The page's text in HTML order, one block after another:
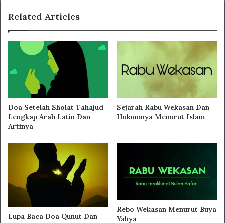
Related Articles
Doa Setelah Sholat Tahajud
Lengkap Arab Latin Dan
Artinya
Sejarah Rabu Wekasan Dan
Hukumnya Menurut Islam
Lupa Baca Doa Qunut Dan
Rebo Wekasan Menurut Buya
Yahya